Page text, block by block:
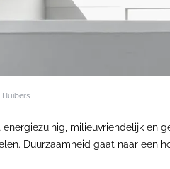
Huibers
energiezuinig, milieuvriendelijk
Duurzaamheid gaat naar een